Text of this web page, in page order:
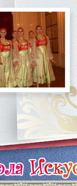
A A A